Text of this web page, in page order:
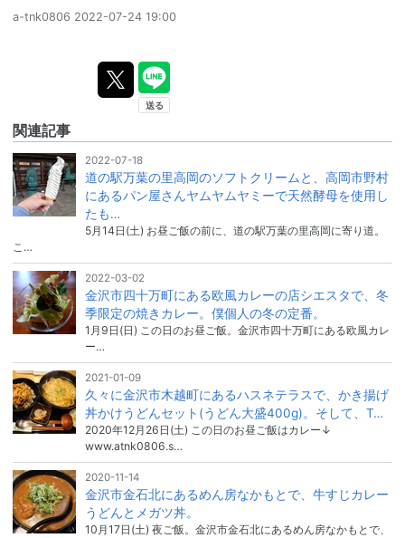
a-tnk0806 2022-07-24 19:00
関連記事
2022-07-18
道の駅万葉の里高岡のソフトクリームと、高岡市野村
にあるパン屋さんヤムヤムヤミーで天然酵母を使用し
たも…
5月14日(土) お昼ご飯の前に、道の駅万葉の里高岡に寄り道。
こ…
2022-03-02
金沢市四十万町にある欧風カレーの店シエスタで、冬
季限定の焼きカレー。僕個人の冬の定番。
1月9日(日) この日のお昼ご飯。金沢市四十万町にある欧風カレ
ー…
2021-01-09
久々に金沢市木越町にあるハスネテラスで、かき揚げ
丼かけうどんセット(うどん大盛400g)。そして、T…
2020年12月26日(土) この日のお昼ご飯はカレー↓
www.atnk0806.s…
2020-11-14
金沢市金石北にあるめん房なかもとで、牛すじカレー
うどんとメガツ丼。
10月17日(土) 夜ご飯。金沢市金石北にあるめん房なかもとで、